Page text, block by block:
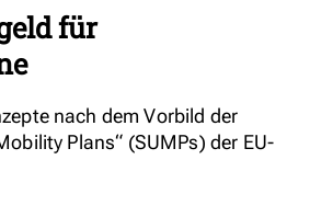
für
nach dem Vorbild der
Plans“ (SUMPs) der EU-